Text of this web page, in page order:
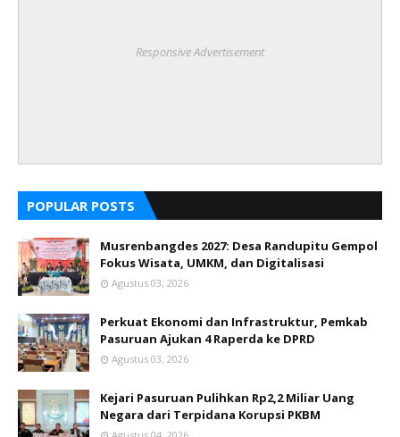
Responsive Advertisement
POPULAR POSTS
Musrenbangdes 2027: Desa Randupitu Gempol
Fokus Wisata, UMKM, dan Digitalisasi
Agustus 03, 2026
Perkuat Ekonomi dan Infrastruktur, Pemkab
Pasuruan Ajukan 4 Raperda ke DPRD
Agustus 03, 2026
Kejari Pasuruan Pulihkan Rp2,2 Miliar Uang
Negara dari Terpidana Korupsi PKBM